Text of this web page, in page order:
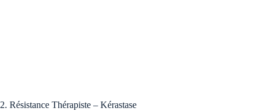
2. Résistance Thérapiste – Kérastase